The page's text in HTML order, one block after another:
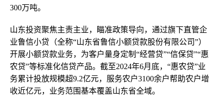
300万吨。
山东投资聚焦主责主业，瞄准政策导向，通过旗下直管企
业鲁信小贷（全称“山东省鲁信小额贷款股份有限公司”）
开展小额贷款业务，为客户量身定制“经营贷”“信保贷”“惠
农贷”等标准化信贷产品。截至2024年6月底，“惠农贷”业
务累计投放规模超9.2亿元，服务农户3100余户帮助农户增
收近亿元，业务范围基本覆盖山东省全域。